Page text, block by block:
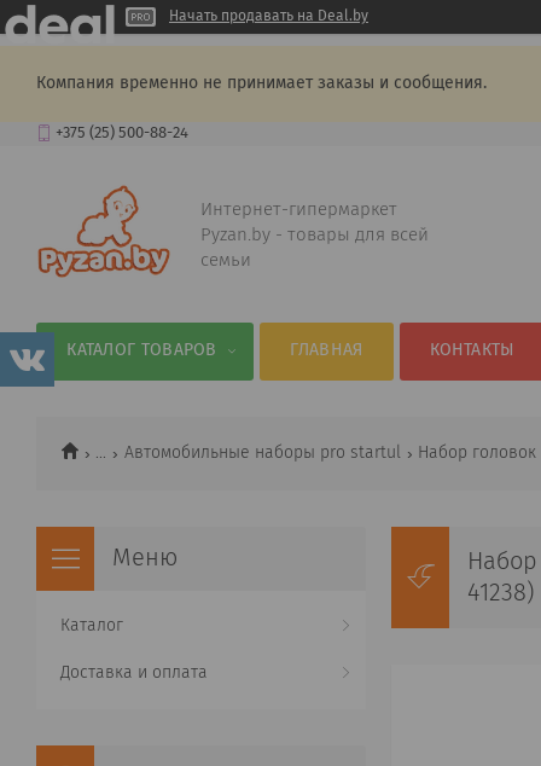
Начать продавать на Deal.by
Компания временно не принимает заказы и сообщения.
+375 (25) 500-88-24
Интернет-гипермаркет
Pyzan.by - товары для всей
семьи
КАТАЛОГ ТОВАРОВ ГЛАВНАЯ КОНТАКТЫ
... Автомобильные наборы pro startul Набор
Набор
Каталог
Доставка и оплата